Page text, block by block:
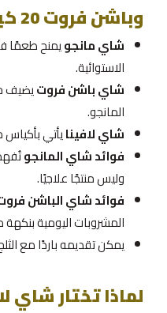
وباشن فروت 20 كيس
شاي مانجويمنح طعمًا
الاستوائية.
شاي باشن فروتيضيف
المانجو.
شاي لافينايأتي
فوائد شاي المانجو
وليس منتجًا علاجيًا.
فوائد شاي الباشن
المشروبات اليومية
يمكن تقديمه باردًا مع
لماذا تختار شاي